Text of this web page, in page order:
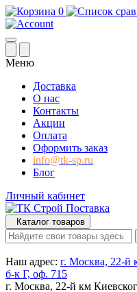
0
Меню
Доставка
О нас
Контакты
Акции
Оплата
Оформить заказ
info@tk-sp.ru
Блог
Личный кабинет
Каталог товаров
Наш адрес: г. Москва, 22-й
б-к Г, оф. 715
г. Москва, 22-й км